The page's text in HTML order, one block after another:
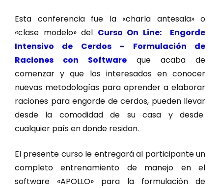
Esta conferencia fue la «charla antesala» o
«clase modelo» del Curso On Line: Engorde
Intensivo de Cerdos – Formulación de
Raciones con Software que acaba de
comenzar y que los interesados en conocer
nuevas metodologías para aprender a elaborar
raciones para engorde de cerdos, pueden llevar
desde la comodidad de su casa y desde
cualquier país en donde residan.
El presente curso le entregará al participante un
completo entrenamiento de manejo en el
software «APOLLO» para la formulación de